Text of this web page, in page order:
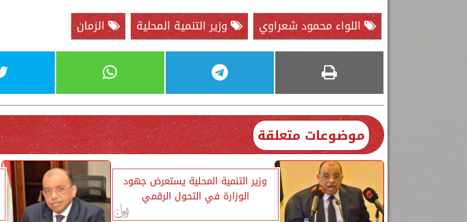
اللواء محمود شعراوي
وزير التنمية المحلية الزمان
موضوعات متعلقة
وزير التنمية المحلية يستعرض جهود
الوزارة في التحول الرقمي